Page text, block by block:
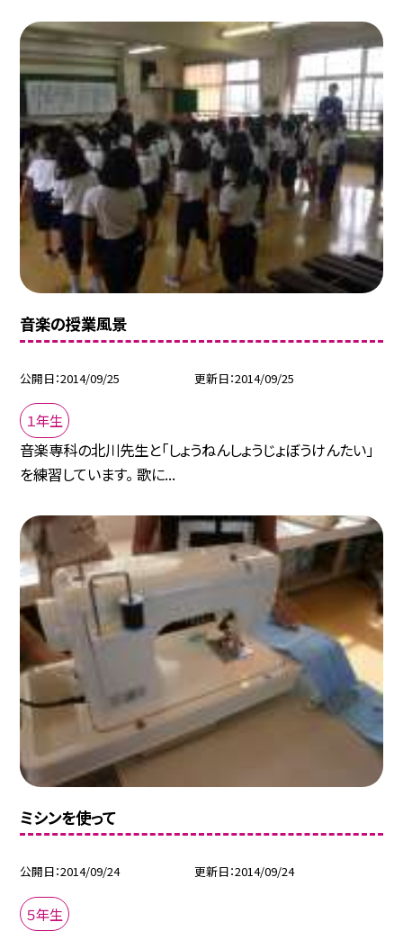
音楽の授業風景
公開日 2014/09/25 更新日 2014/09/25
１年生
音楽専科の北川先生と「しょうねんしょうじょぼうけんたい」
を練習しています。 歌に...
ミシンを使って
公開日 2014/09/24 更新日 2014/09/24
５年生